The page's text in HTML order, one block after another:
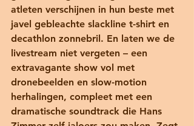
atleten verschijnen in hun beste met
javel gebleachte slackline t-shirt en
decathlon zonnebril. En laten we de
livestream niet vergeten – een
extravagante show vol met
dronebeelden en slow-motion
herhalingen, compleet met een
dramatische soundtrack die Hans